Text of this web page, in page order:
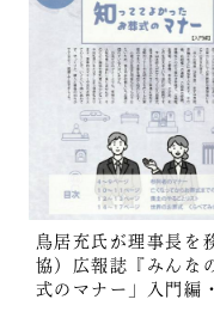
鳥居充氏が理事長を
協）広報誌『みんな
式のマナー」入門編